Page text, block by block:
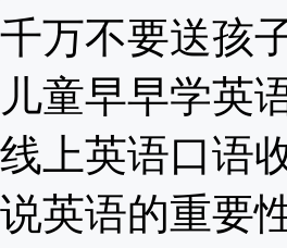
千万不要送孩
儿童早早学英
线上英语口语
说英语的重要